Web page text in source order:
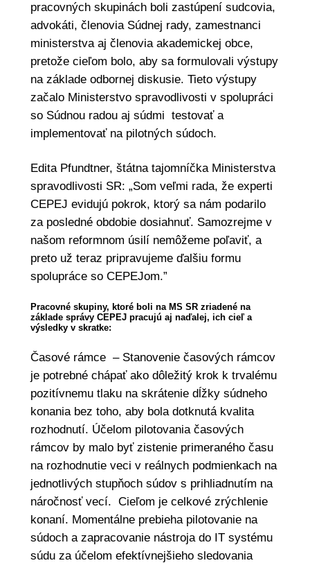
pracovných skupinách boli zastúpení sudcovia,
advokáti, členovia Súdnej rady, zamestnanci
ministerstva aj členovia akademickej obce,
pretože cieľom bolo, aby sa formulovali výstupy
na základe odbornej diskusie. Tieto výstupy
začalo Ministerstvo spravodlivosti v spolupráci
so Súdnou radou aj súdmi testovať a
implementovať na pilotných súdoch.
Edita Pfundtner, štátna tajomníčka Ministerstva
spravodlivosti SR: „Som veľmi rada, že experti
CEPEJ evidujú pokrok, ktorý sa nám podarilo
za posledné obdobie dosiahnuť. Samozrejme v
našom reformnom úsilí nemôžeme poľaviť, a
preto už teraz pripravujeme ďalšiu formu
spolupráce so CEPEJom.”
Pracovné skupiny, ktoré boli na MS SR zriadené na
základe správy CEPEJ pracujú aj naďalej, ich cieľ a
výsledky v skratke:
Časové rámce – Stanovenie časových rámcov
je potrebné chápať ako dôležitý krok k trvalému
pozitívnemu tlaku na skrátenie dĺžky súdneho
konania bez toho, aby bola dotknutá kvalita
rozhodnutí. Účelom pilotovania časových
rámcov by malo byť zistenie primeraného času
na rozhodnutie veci v reálnych podmienkach na
jednotlivých stupňoch súdov s prihliadnutím na
náročnosť vecí. Cieľom je celkové zrýchlenie
konaní. Momentálne prebieha pilotovanie na
súdoch a zapracovanie nástroja do IT systému
súdu za účelom efektívnejšieho sledovania